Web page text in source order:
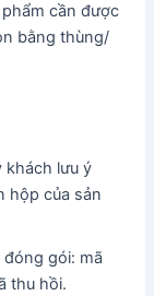
cần được
bằng thùng/
khách lưu ý
hộp của sản
gói: mã
thu hồi.